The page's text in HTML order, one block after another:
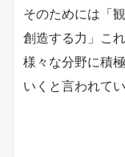
そのためには「
創造する力」こ
様々な分野に積
いくと言われてい